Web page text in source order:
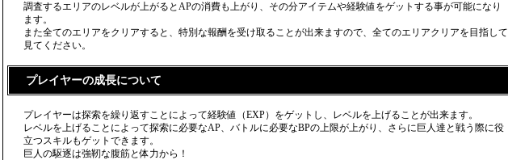
調査するエリアのレベルが上がるとAPの消費も上がり、その分アイテムや経験値をゲットする事が可能になり
ます。
また全てのエリアをクリアすると、特別な報酬を受け取ることが出来ますので、全てのエリアクリアを目指して
見てください。
プレイヤーの成長について
プレイヤーは探索を繰り返すことによって経験値（EXP）をゲットし、レベルを上げることが出来ます。
レベルを上げることによって探索に必要なAP、バトルに必要なBPの上限が上がり、さらに巨人達と戦う際に役
立つスキルもゲットできます。
巨人の駆逐は強靭な腹筋と体力から！